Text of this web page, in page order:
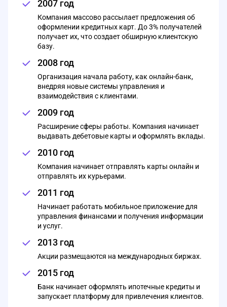
2007 год
Компания массово рассылает предложения об
оформлении кредитных карт. До 3% получателей
получает их, что создает обширную клиентскую
базу.
2008 год
Организация начала работу, как онлайн-банк,
внедряя новые системы управления и
взаимодействия с клиентами.
2009 год
Расширение сферы работы. Компания начинает
выдавать дебетовые карты и оформлять вклады.
2010 год
Компания начинает отправлять карты онлайн и
отправлять их курьерами.
2011 год
Начинает работать мобильное приложение для
управления финансами и получения информации
и услуг.
2013 год
Акции размещаются на международных биржах.
2015 год
Банк начинает оформлять ипотечные кредиты и
запускает платформу для привлечения клиентов.